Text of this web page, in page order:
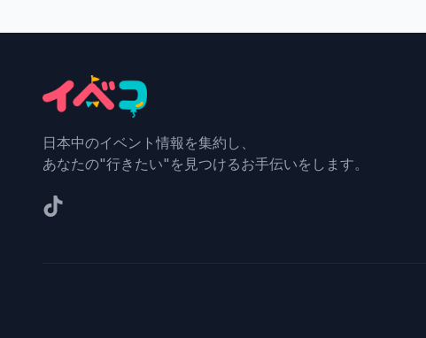
日本中のイベント情報を集約し、
あなたの"行きたい"を見つけるお手伝いをします。